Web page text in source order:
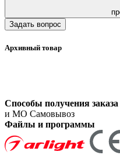
Задать вопрос
Архивный товар
Способы получения заказа
и МО Самовывоз
Файлы и программы